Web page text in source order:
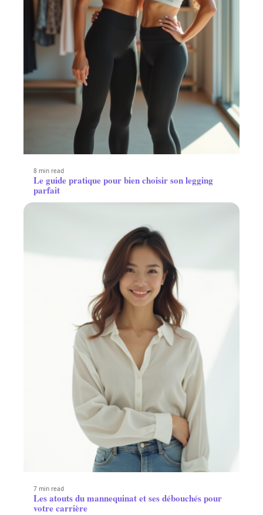
8 min read
Le guide pratique pour bien choisir son legging
parfait
7 min read
Les atouts du mannequinat et ses débouchés pour
votre carrière